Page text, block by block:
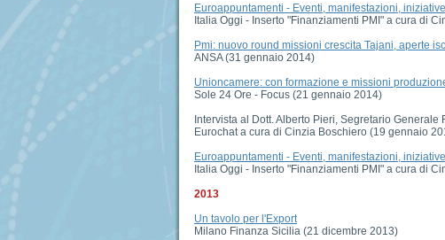
Euroappuntamenti - Eventi, manifestazioni,
Italia Oggi - Inserto "Finanziamenti PMI" a cura di
Pmi: nuovo round missioni crescita Tajani, aperte
ANSA (31 gennaio 2014)
Unioncamere: con formazione e missioni
Sole 24 Ore - Focus (21 gennaio 2014)
Intervista al Dott. Alberto Pieri, Segretario Generale
Eurochat a cura di Cinzia Boschiero (19 gennaio
Euroappuntamenti - Eventi, manifestazioni,
Italia Oggi - Inserto "Finanziamenti PMI" a cura di
2013
Un tavolo per l'Export
Milano Finanza Sicilia (21 dicembre 2013)